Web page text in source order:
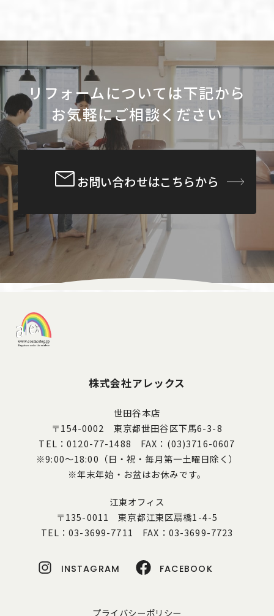
リフォームについては下記から
お気軽にご相談ください
お問い合わせはこちらから
株式会社アレックス
世田谷本店
〒154-0002 東京都世田谷区下馬6-3-8
TEL：0120-77-1488 FAX：(03)3716-0607
※9:00～18:00（日・祝・毎月第一土曜日除く）
※年末年始・お盆はお休みです。
江東オフィス
〒135-0011 東京都江東区扇橋1-4-5
TEL：03-3699-7711 FAX：03-3699-7723
INSTAGRAM FACEBOOK
プライバシーポリシー